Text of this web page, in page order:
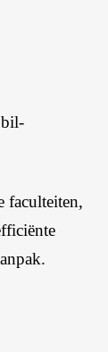
faculteiten,